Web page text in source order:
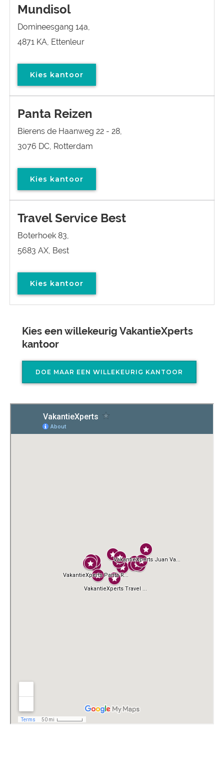
Mundisol
Domineesgang 14a,
4871 KA, Ettenleur
Kies kantoor
Panta Reizen
Bierens de Haanweg 22 - 28,
3076 DC, Rotterdam
Kies kantoor
Travel Service Best
Boterhoek 83,
5683 AX, Best
Kies kantoor
Kies een willekeurig VakantieXperts
kantoor